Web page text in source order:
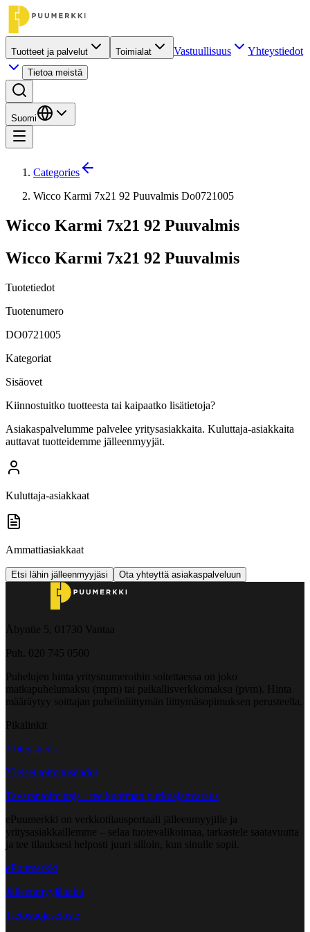
Tuotteet ja palvelut Toimialat Vastuullisuus Yhteystiedot
Tietoa meistä
Suomi
Categories
Wicco Karmi 7x21 92 Puuvalmis Do0721005
Wicco Karmi 7x21 92 Puuvalmis
Wicco Karmi 7x21 92 Puuvalmis
Tuotetiedot
Tuotenumero
DO0721005
Kategoriat
Sisäovet
Kiinnostuitko tuotteesta tai kaipaatko lisätietoja?
Asiakaspalvelumme palvelee yritysasiakkaita. Kuluttaja-asiakkaita
auttavat tuotteidemme jälleenmyyjät.
Kuluttaja-asiakkaat
Ammattiasiakkaat
Etsi lähin jälleenmyyjäsi Ota yhteyttä asiakaspalveluun
Åbyntie 5, 01730 Vantaa
Puh. 020 745 0500
Puhelujen hinta yritysnumeroihin soitettaessa on joko
matkapuhelumaksu (mpm) tai paikallisverkkomaksu (pvm). Hinta
määräytyy soittajan puhelinliittymän liittymäsopimuksen perusteella.
Pikalinkit
Yhteystiedot
Yleiset toimitusehdot
Tavarantoimittaja - tee kuorman purkuajanvaraus
ePuumerkki on verkkotilausportaali jälleenmyyjille ja
yritysasiakkaillemme – selaa tuotevalikoimaa, tarkastele saatavuutta
ja tee tilauksesi helposti juuri silloin, kun sinulle sopii.
ePuumerkki
Jälleenmyyjähaku
Tietosuojaseloste